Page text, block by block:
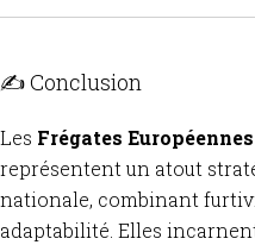
✍️ Conclusion
Les Frégates
représentent un atout
nationale, combinant
adaptabilité. Elles